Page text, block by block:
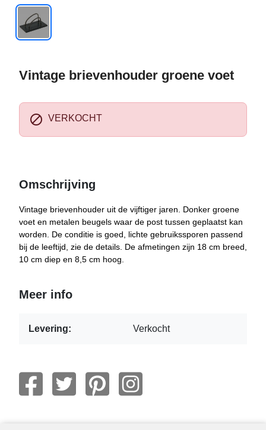
Vintage brievenhouder groene voet
 VERKOCHT
Omschrijving
Vintage brievenhouder uit de vijftiger jaren. Donker groene
voet en metalen beugels waar de post tussen geplaatst kan
worden. De conditie is goed, lichte gebruikssporen passend
bij de leeftijd, zie de details. De afmetingen zijn 18 cm breed,
10 cm diep en 8,5 cm hoog.
Meer info
Levering: Verkocht